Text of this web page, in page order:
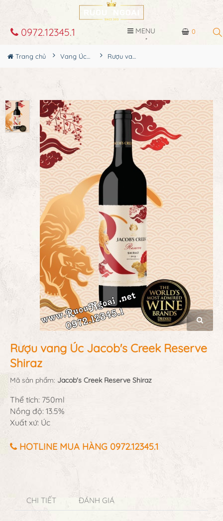
0
0972.12345.1 MENU
Trang chủ Vang Úc - Australia Rượu vang Úc Jacob's Creek Reserve Shiraz
Rượu vang Úc Jacob's Creek Reserve
Shiraz
Mã sản phẩm: Jacob's Creek Reserve Shiraz
Thể tích: 750ml
Nồng độ: 13.5%
Xuất xứ: Úc
HOTLINE MUA HÀNG 0972.12345.1
CHI TIẾT ĐÁNH GIÁ